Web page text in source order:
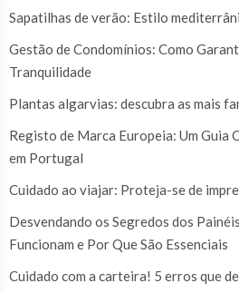
Sapatilhas de verão: Estilo
Gestão de Condomínios: Como
Tranquilidade
Plantas algarvias: descubra as mais
Registo de Marca Europeia: Um Guia
em Portugal
Cuidado ao viajar: Proteja-se de
Desvendando os Segredos dos
Funcionam e Por Que São Essenciais
Cuidado com a carteira! 5 erros que